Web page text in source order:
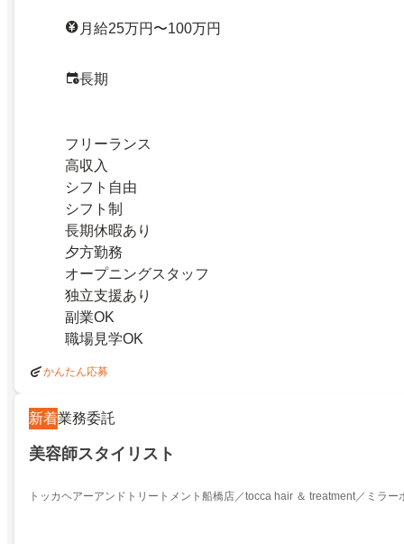
月給25万円〜100万円
長期
フリーランス
高収入
シフト自由
シフト制
長期休暇あり
夕方勤務
オープニングスタッフ
独立支援あり
副業OK
職場見学OK
かんたん応募
新着業務委託
美容師スタイリスト
トッカヘアーアンドトリートメント船橋店／tocca hair ＆ treatment／ミラー